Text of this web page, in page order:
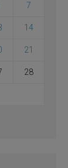
7
14
21
28